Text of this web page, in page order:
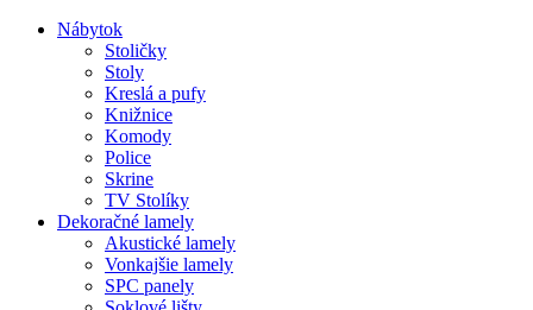
Nábytok
Stoličky
Stoly
Kreslá a pufy
Knižnice
Komody
Police
Skrine
TV Stolíky
Dekoračné lamely
Akustické lamely
Vonkajšie lamely
SPC panely